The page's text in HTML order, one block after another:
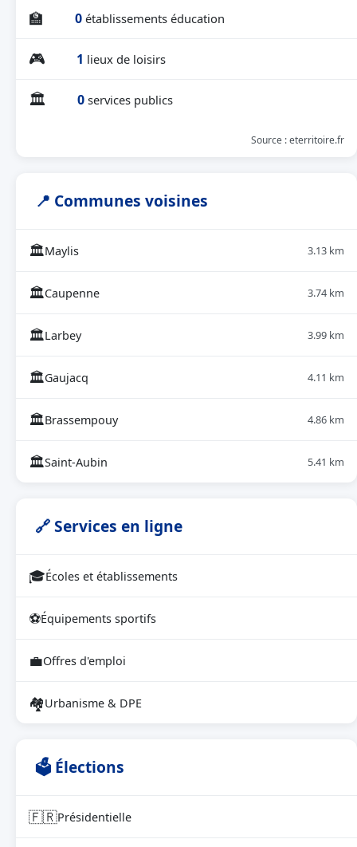
🏫 0 établissements éducation
🎮 1 lieux de loisirs
🏛 0 services publics
Source : eterritoire.fr
📍 Communes voisines
🏛Maylis 3.13 km
🏛Caupenne 3.74 km
🏛Larbey 3.99 km
🏛Gaujacq 4.11 km
🏛Brassempouy 4.86 km
🏛Saint-Aubin 5.41 km
🔗 Services en ligne
🎓Écoles et établissements
⚽Équipements sportifs
💼Offres d'emploi
🏘Urbanisme & DPE
🗳 Élections
🇫🇷Présidentielle